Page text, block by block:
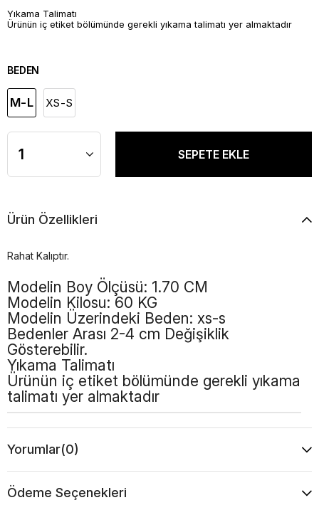
Yıkama Talimatı
Ürünün iç etiket bölümünde gerekli yıkama talimatı yer almaktadır
BEDEN
M-L XS-S
Ürün Özellikleri
Rahat Kalıptır.
Modelin Boy Ölçüsü: 1.70 CM
Modelin Kilosu: 60 KG
Modelin Üzerindeki Beden: xs-s
Bedenler Arası 2-4 cm Değişiklik
Gösterebilir.
Yıkama Talimatı
Ürünün iç etiket bölümünde gerekli yıkama
talimatı yer almaktadır
Yorumlar(0)
Ödeme Seçenekleri